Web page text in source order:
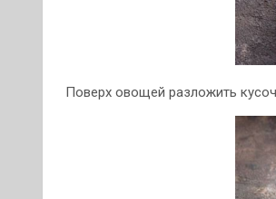
Поверх овощей разложить